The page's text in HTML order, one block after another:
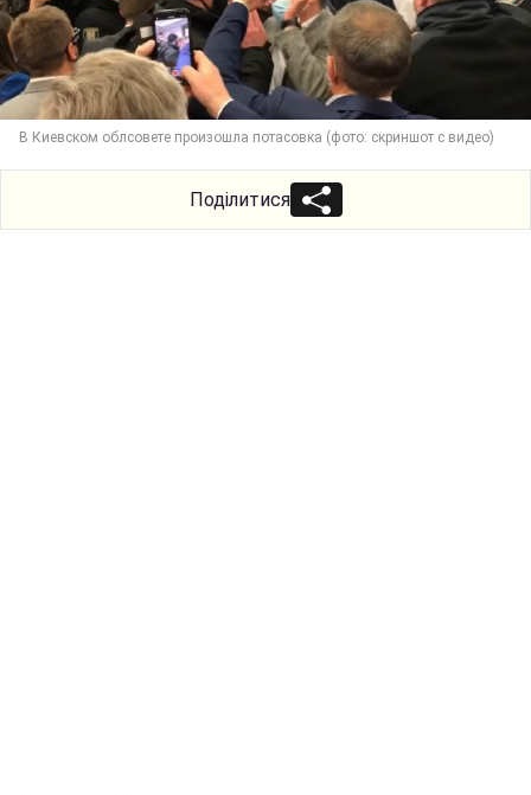
В Киевском облсовете произошла потасовка (фото: скриншот с видео)
Поділитися